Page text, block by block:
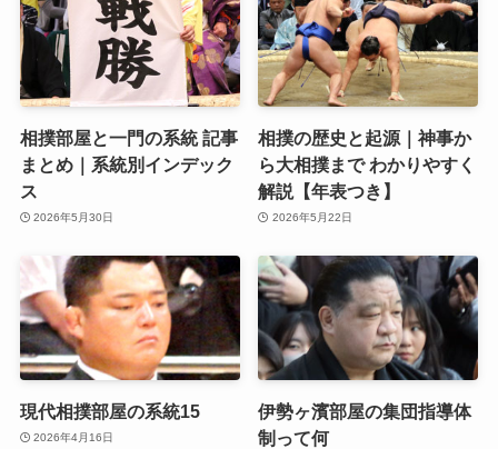
相撲部屋と一門の系統 記事
まとめ｜系統別インデック
ス
2026年5月30日
相撲の歴史と起源｜神事か
ら大相撲まで わかりやすく
解説【年表つき】
2026年5月22日
現代相撲部屋の系統15
2026年4月16日
伊勢ヶ濱部屋の集団指導体
制って何